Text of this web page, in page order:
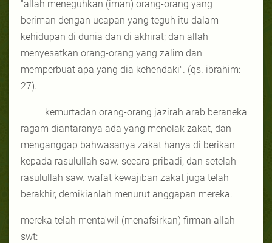
"allah meneguhkan (iman) orang-orang yang
beriman dengan ucapan yang teguh itu dalam
kehidupan di dunia dan di akhirat; dan allah
menyesatkan orang-orang yang zalim dan
memperbuat apa yang dia kehendaki". (qs. ibrahim:
27).
kemurtadan orang-orang jazirah arab beraneka
ragam diantaranya ada yang menolak zakat, dan
menganggap bahwasanya zakat hanya di berikan
kepada rasulullah saw. secara pribadi, dan setelah
rasulullah saw. wafat kewajiban zakat juga telah
berakhir, demikianlah menurut anggapan mereka.
mereka telah menta'wil (menafsirkan) firman allah
swt: